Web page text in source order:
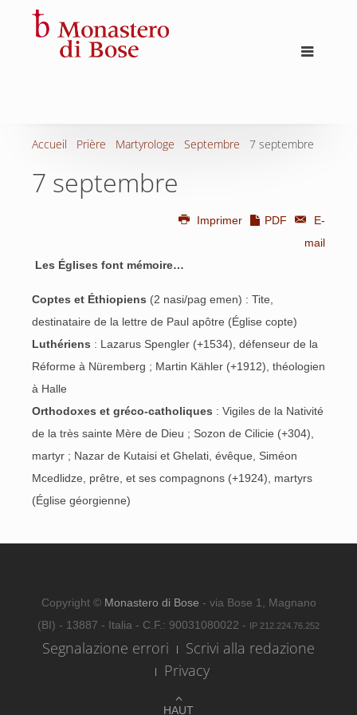
Accueil Prière Martyrologe Septembre 7 septembre
7 septembre
Imprimer PDF
E-
mail
Les Églises font mémoire…
Coptes et Éthiopiens (2 nasi/pag emen) : Tite,
destinataire de la lettre de Paul apôtre (Église copte)
Luthériens : Lazarus Spengler (+1534), défenseur de la
Réforme à Nüremberg ; Martin Kähler (+1912), théologien
à Halle
Orthodoxes et gréco-catholiques : Vigiles de la Nativité
de la très sainte Mère de Dieu ; Sozon de Cilicie (+304),
martyr ; Nazar de Kutaisi et Ghelati, évêque, Siméon
Mcedlidze, prêtre, et ses compagnons (+1924), martyrs
(Église géorgienne)
HAUT
Copyright © Monastero di Bose - via Bose 1, Magnano
(BI) - 13887 - Italia - C.F.: 90031080022 - IP 212.224.76.252
Segnalazione errori
Scrivi alla redazione
Privacy